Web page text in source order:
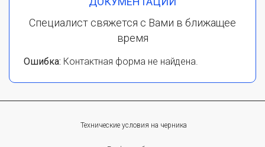
Специалист свяжется с Вами в ближащее
время
Ошибка: Контактная форма не найдена.
Технические условия на черника